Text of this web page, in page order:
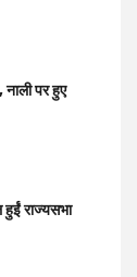
नाली पर हुए
हुईं राज्यसभा